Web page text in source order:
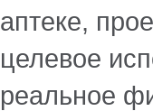
аптеке,
целевое
реальное